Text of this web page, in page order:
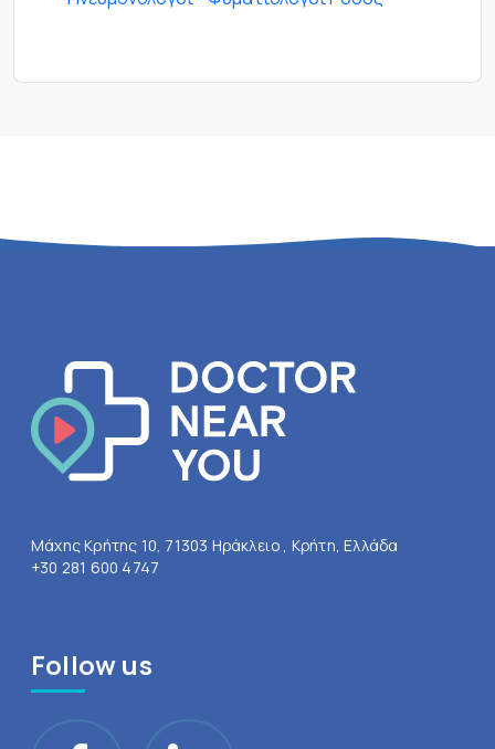
Μάχης Κρήτης 10, 71303 Ηράκλειο , Κρήτη, Ελλάδα
+30 281 600 4747
Follow us